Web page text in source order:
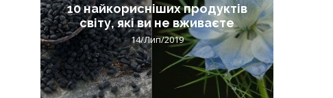
10 найкорисніших продуктів
світу, які ви не вживаєте
14/Лип/2019